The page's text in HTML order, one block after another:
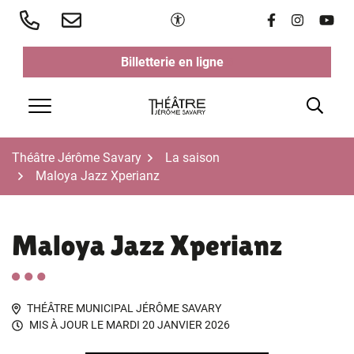
Aller
contenu
Paramètres d'accessibilité
Lien vers le
Lien vers
Lien
Billetterie en ligne(ouverture dans un nouvel
(ouverture dans un nouvel
Menu
Théâtre Jérôme Savary
La saison
Maloya Jazz Xperianz
Maloya Jazz Xperianz
THÉÂTRE MUNICIPAL JÉRÔME SAVARY
MIS À JOUR LE MARDI 20 JANVIER 2026